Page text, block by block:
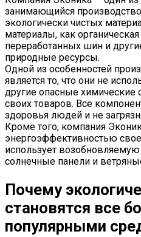
занимающийся
экологически чистых
материалы, как
переработанных шин и
природные ресурсы.
Одной из особенностей
является то, что они не
другие опасные химические
своих товаров. Все
здоровья людей и не
Кроме того, компания
энергоэффективностью
использует
солнечные панели и
Почему
становятся все
популярными